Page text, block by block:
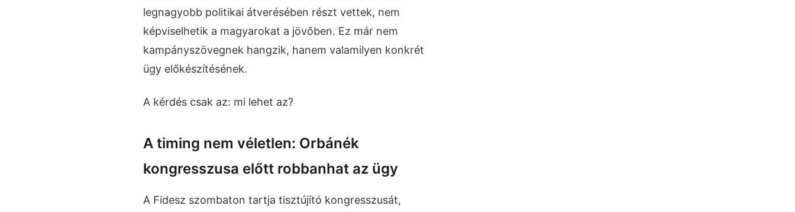
legnagyobb politikai átverésében részt vettek, nem
képviselhetik a magyarokat a jövőben. Ez már nem
kampányszövegnek hangzik, hanem valamilyen konkrét
ügy előkészítésének.
A kérdés csak az: mi lehet az?
A timing nem véletlen: Orbánék
kongresszusa előtt robbanhat az ügy
A Fidesz szombaton tartja tisztújító kongresszusát,